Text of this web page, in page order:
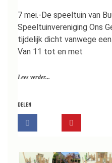
7 mei.-De speeltuin van
Speeltuinvereniging Ons
tijdelijk dicht vanwege
Van 11 tot en met
Lees verder...
DELEN